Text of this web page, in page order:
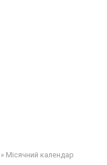
» Місячний календар